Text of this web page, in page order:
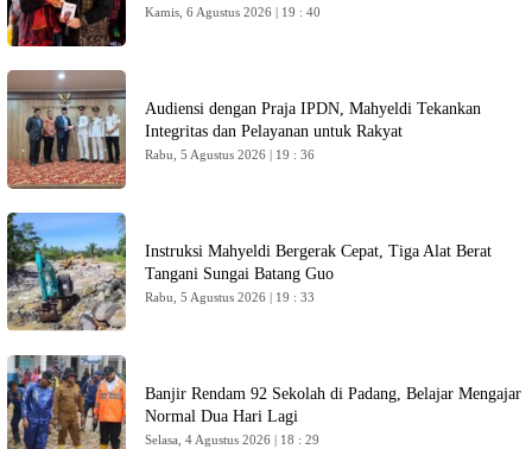
Kamis, 6 Agustus 2026 | 19 : 40
Audiensi dengan Praja IPDN, Mahyeldi Tekankan
Integritas dan Pelayanan untuk Rakyat
Rabu, 5 Agustus 2026 | 19 : 36
Instruksi Mahyeldi Bergerak Cepat, Tiga Alat Berat
Tangani Sungai Batang Guo
Rabu, 5 Agustus 2026 | 19 : 33
Banjir Rendam 92 Sekolah di Padang, Belajar Mengajar
Normal Dua Hari Lagi
Selasa, 4 Agustus 2026 | 18 : 29